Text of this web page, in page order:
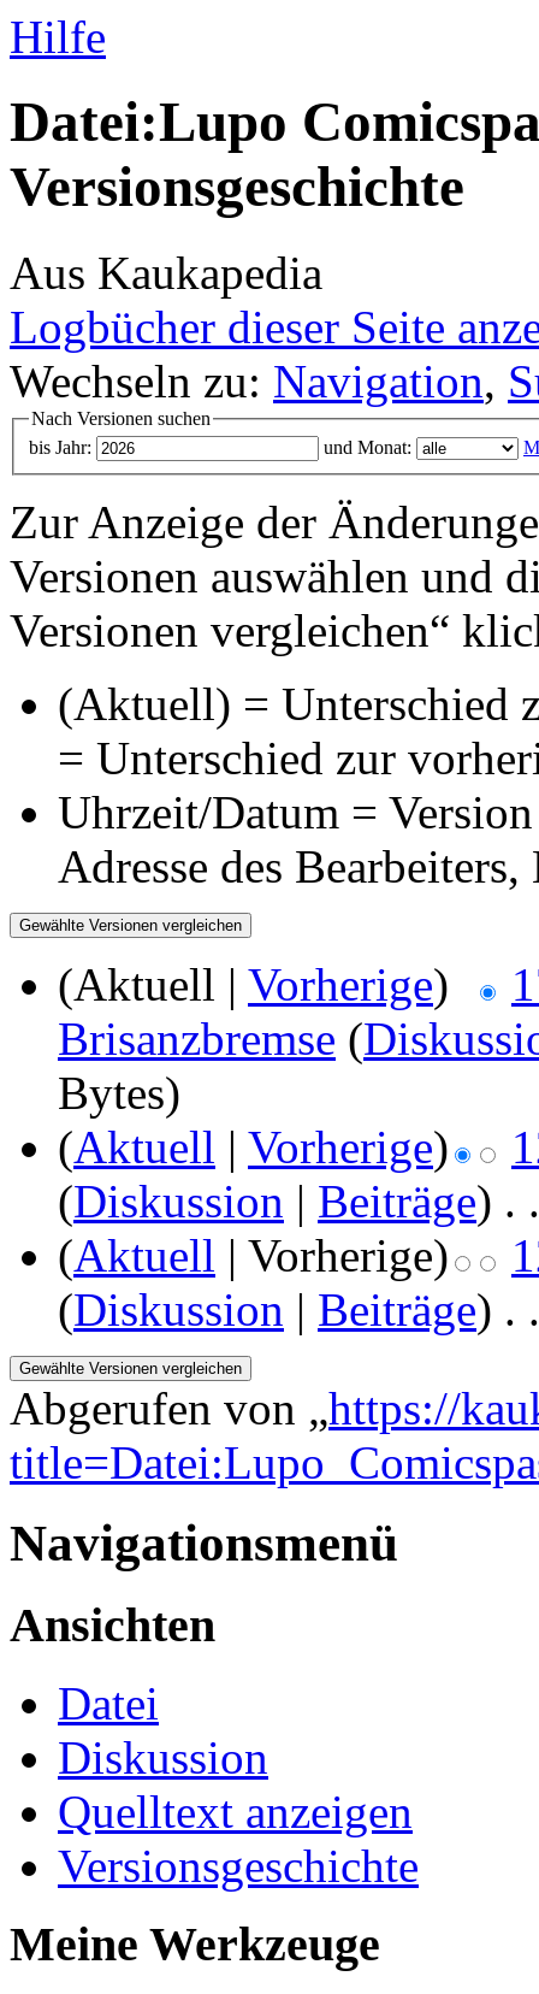
Hilfe
Datei:Lupo
Versionsgeschichte
Aus Kaukapedia
Logbücher dieser Seite
Wechseln zu: Navigation,
Nach Versionen suchen
bis Jahr:
und Monat:
Zur Anzeige der
Versionen auswählen und
Versionen vergleichen“
(Aktuell) = Unterschied
= Unterschied zur
Uhrzeit/Datum =
Adresse des
(Aktuell | Vorherige)
Brisanzbremse (
Bytes)
(Aktuell | Vorherige)
(Diskussion | Beiträge) . .
(Aktuell | Vorherige)
(Diskussion | Beiträge) . .
Abgerufen von „https://
Navigationsmenü
Ansichten
Datei
Diskussion
Quelltext anzeigen
Versionsgeschichte
Meine Werkzeuge